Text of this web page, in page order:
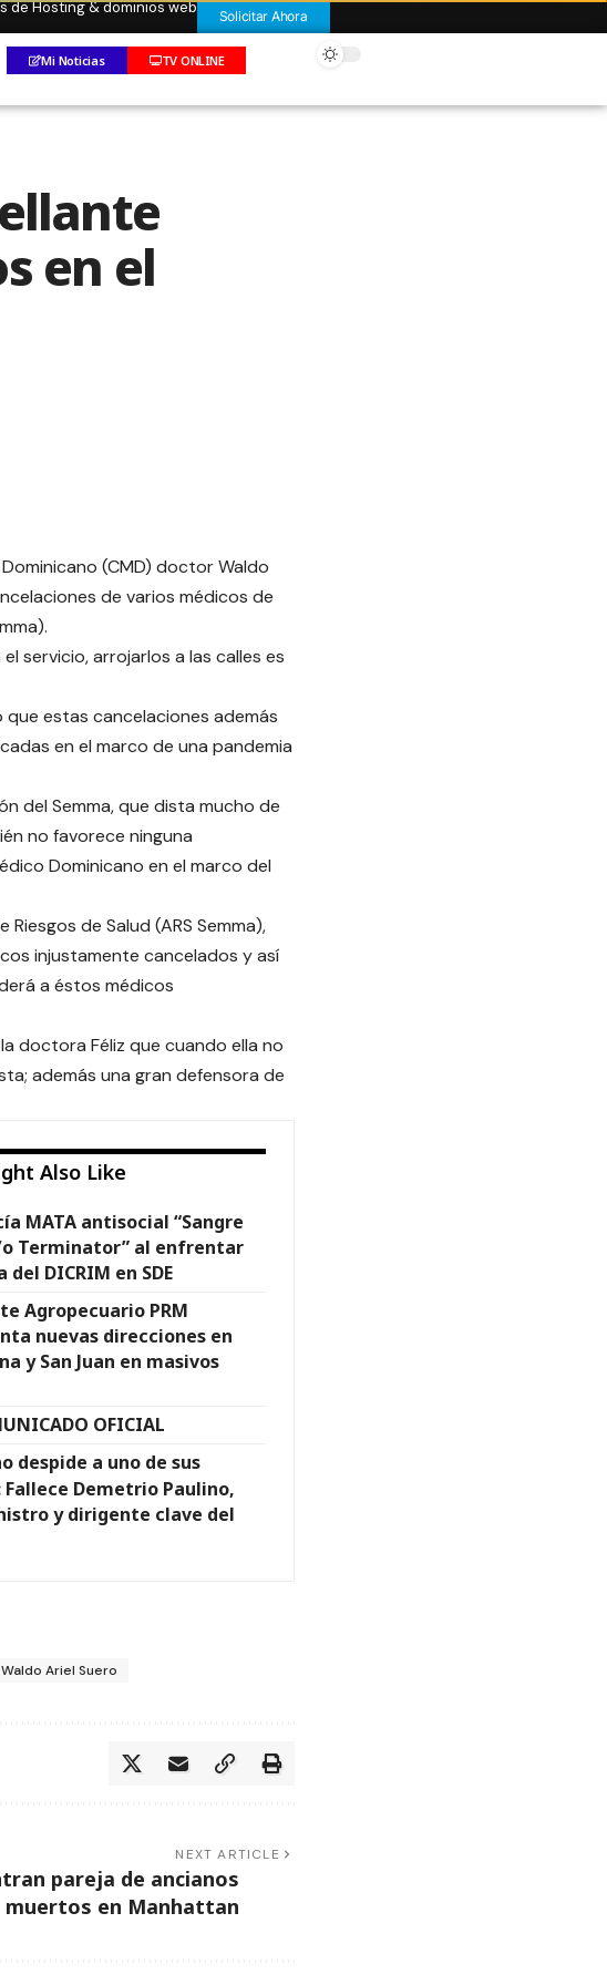
de Hosting & dominios web Solicitar Ahora
Mi Noticias TV ONLINE
en el
Dominicano (CMD) doctor Waldo
de varios médicos de
servicio, arrojarlos a las calles es
estas cancelaciones además
en el marco de una pandemia
del Semma, que dista mucho de
no favorece ninguna
Dominicano en el marco del
de Salud (ARS Semma),
injustamente cancelados y así
a éstos médicos
doctora Féliz que cuando ella no
además una gran defensora de
Also Like
MATA antisocial “Sangre
Terminator” al enfrentar
DICRIM en SDE
Agropecuario PRM
nuevas direcciones en
y San Juan en masivos
OFICIAL
despide a uno de sus
Fallece Demetrio Paulino,
y dirigente clave del
Waldo Ariel Suero
NEXT ARTICLE
pareja de ancianos
muertos en Manhattan